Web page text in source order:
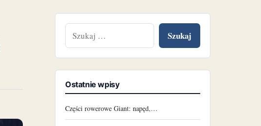
Ostatnie wpisy
Części rowerowe Giant: napęd,…